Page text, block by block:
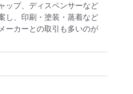
ップ、ディスペンサーなど
し、印刷・塗装・蒸着など
ーカーとの取引も多いのが